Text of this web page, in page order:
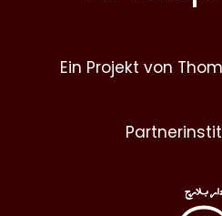
Ein Projekt von